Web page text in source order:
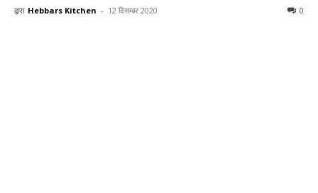
द्वारा Hebbars Kitchen - 12 दिसम्बर 2020 0